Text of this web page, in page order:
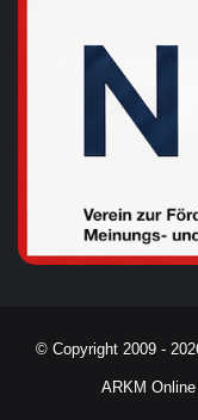
© Copyright 2009 -
ARKM